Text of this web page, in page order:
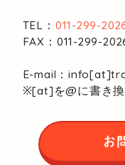
TEL： 011-299-
FAX：011-299-
E-mail：
※[at]を@に書き
お